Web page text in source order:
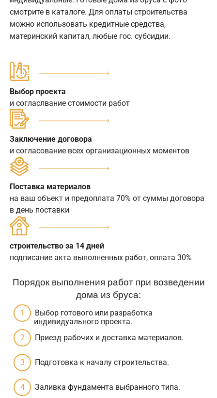
смотрите в каталоге. Для оплаты строительства
можно использовать кредитные средства,
материнский капитал, любые гос. субсидии.
Выбор проекта
и согласлвание стоимости работ
Заключение договора
и согласование всех организационных моментов
Поставка материалов
на ваш объект и предоплата 70% от суммы договора
в день поставки
строительство за 14 дней
подписание акта выполненных работ, оплата 30%
Порядок выполнения работ при возведении
дома из бруса:
Выбор готового или разработка
индивидуального проекта.
Приезд рабочих и доставка материалов.
Подготовка к началу строительства.
Заливка фундамента выбранного типа.